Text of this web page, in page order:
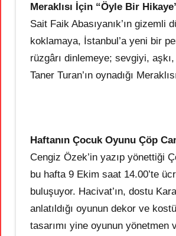
Meraklısı İçin “Öyle Bir
Sait Faik Abasıyanık’ın gizemli
koklamaya, İstanbul’a yeni bir
rüzgârı dinlemeye; sevgiyi,
Taner Turan’ın oynadığı
Haftanın Çocuk Oyunu Çöp
Cengiz Özek’in yazıp yönettiği
bu hafta 9 Ekim saat 14.00’te
buluşuyor. Hacivat’ın, dostu
anlatıldığı oyunun dekor ve
tasarımı yine oyunun yönetmen